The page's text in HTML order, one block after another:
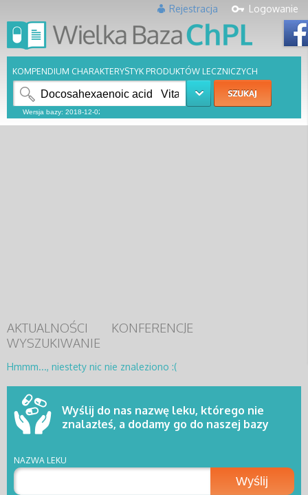
Logowanie
Rejestracja
KOMPENDIUM CHARAKTERYSTYK PRODUKTÓW LECZNICZYCH
AKTUALNOŚCI
KONFERENCJE
WYSZUKIWANIE
Hmmm..., niestety nic nie znaleziono :(
Wyślij do nas nazwę leku, którego nie
znalazłeś, a dodamy go do naszej bazy
NAZWA LEKU
Wyślij